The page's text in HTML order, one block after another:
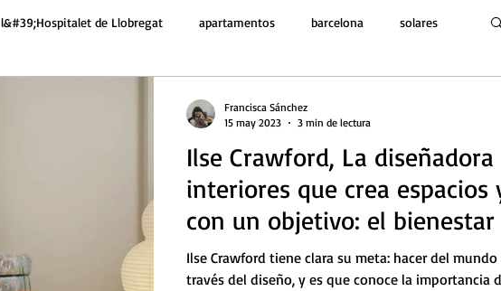
l&#39;Hospitalet de Llobregat apartamentos barcelona solares
Ilse Crawford, La diseñadora
interiores que crea espacios
con un objetivo: el bienestar
Ilse Crawford tiene clara su meta: hacer del
través del diseño, y es que conoce la importancia
Francisca Sánchez
15 may 2023
3 min de lectura